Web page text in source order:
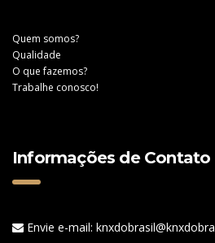
Quem somos?
Qualidade
O que fazemos?
Trabalhe conosco!
Informações de Contato
Envie e-mail: